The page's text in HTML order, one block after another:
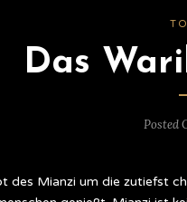
Das
Posted
Mianzi um die zutiefst